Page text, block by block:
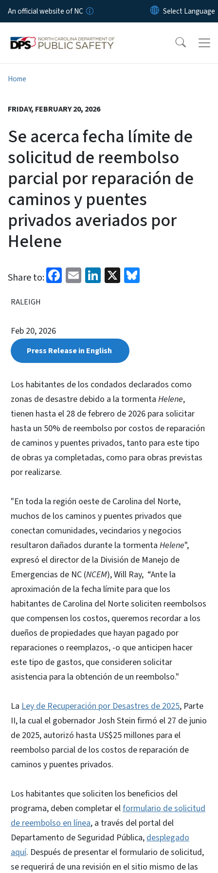
Skip to main content
An official website of NC
Home
FRIDAY, FEBRUARY 20, 2026
Se acerca fecha límite de
solicitud de reembolso
parcial por reparación de
caminos y puentes
privados averiados por
Helene
Share to: Facebook
EmailLinkedIn
X
RALEIGH
Feb 20, 2026
Press Release in English
Los habitantes de los condados declarados como
zonas de desastre debido a la tormenta Helene,
tienen hasta el 28 de febrero de 2026 para solicitar
hasta un 50% de reembolso por costos de reparación
de caminos y puentes privados, tanto para este tipo
de obras ya completadas, como para obras previstas
por realizarse.
"En toda la región oeste de Carolina del Norte,
muchos de los caminos y puentes privados que
conectan comunidades, vecindarios y negocios
resultaron dañados durante la tormenta Helene",
expresó el director de la División de Manejo de
Emergencias de NC (NCEM), Will Ray, “Ante la
aproximación de la fecha límite para que los
habitantes de Carolina del Norte soliciten reembolsos
que compensen los costos, queremos recordar a los
dueños de propiedades que hayan pagado por
reparaciones o reemplazos, -o que anticipen hacer
este tipo de gastos, que consideren solicitar
asistencia para la obtención de un reembolso."
La Ley de Recuperación por Desastres de 2025, Parte
II, la cual el gobernador Josh Stein firmó el 27 de junio
de 2025, autorizó hasta US$25 millones para el
reembolso parcial de los costos de reparación de
caminos y puentes privados.
Los habitantes que soliciten los beneficios del
programa, deben completar elformulario de solicitud
de reembolso en línea, a través del portal del
Departamento de Seguridad Pública, desplegado
aquí. Después de presentar el formulario de solicitud,
se requerirá de una revisión en el sitio mismo de las